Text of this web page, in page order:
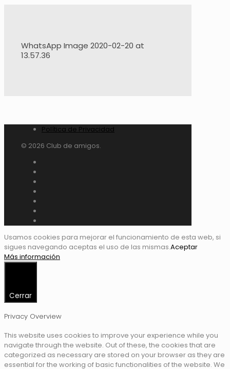
WhatsApp Image 2020-02-20 at
13.57.36
Política de Privacidad
© 2026 Club de amigos.
Usamos cookies para mejorar el funcionamiento de esta web, si
sigues navegando aceptas el uso de las mismas.Aceptar
Más información
Cerrar
Privacy Overview
This website uses cookies to improve your experience while you
navigate through the website. Out of these, the cookies that are
categorized as necessary are stored on your browser as they are
essential for the working of basic functionalities of the website. We